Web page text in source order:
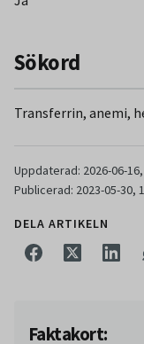
med hjälp av
när S-Järn och S-
järnbrist ses låg
är koncentrationen
järnmättnaden är
Sökord
Transferrin, anemi,
Uppdaterad: 2026-06-
Publicerad: 2023-05-30,
DELA ARTIKELN
Faktakort: